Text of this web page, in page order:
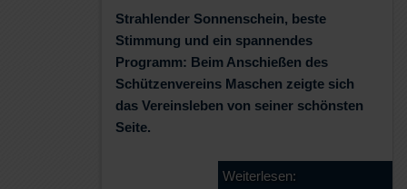
Strahlender Sonnenschein, beste
Stimmung und ein spannendes
Programm: Beim Anschießen des
Schützenvereins Maschen zeigte sich
das Vereinsleben von seiner schönsten
Seite.
Weiterlesen: